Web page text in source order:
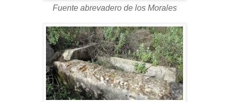
Fuente abrevadero de los Morales